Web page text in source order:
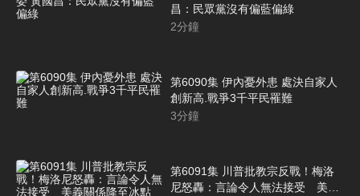
昌：民眾黨沒有偏藍偏綠
2分鐘
第6090集 伊內憂外患 處決自家人
創新高.戰爭3千平民罹難
3分鐘
第6091集 川普批教宗反戰！梅洛
尼怒轟：言論令人無法接受 美義